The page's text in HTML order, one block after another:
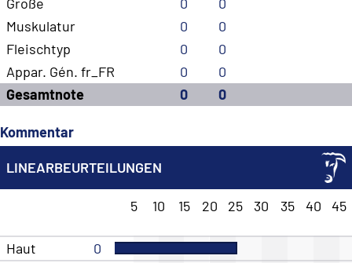
Größe 0
0
Muskulatur
0
0
Fleischtyp
0
0
Appar. Gén. fr_FR
0
0
Gesamtnote
0 0
Kommentar
LINEARBEURTEILUNGEN
5 10 15 20 25 30 35 40 45
Haut
0